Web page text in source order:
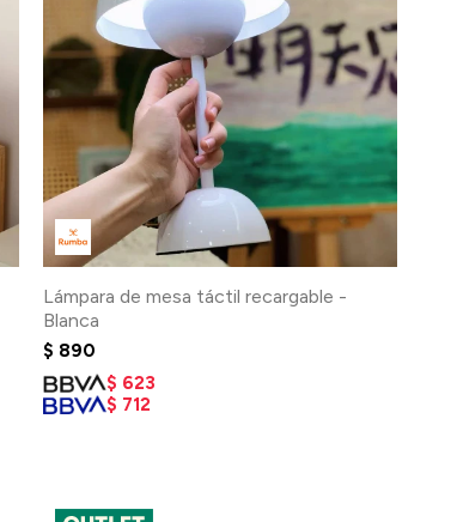
Lámpara de mesa táctil recargable -
Blanca
$ 890
$ 623
$ 712